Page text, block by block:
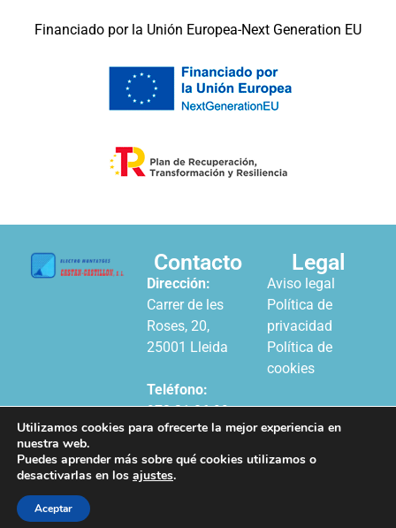
Financiado por la Unión Europea-Next Generation EU
Contacto
Dirección:
Carrer de les
Roses, 20,
25001 Lleida
Teléfono:
973 21 06 99
Lunes a Viernes:
Legal
Aviso legal
Política de
privacidad
Política de
cookies
Utilizamos cookies para ofrecerte la mejor experiencia en
nuestra web.
Puedes aprender más sobre qué cookies utilizamos o
desactivarlas en los ajustes.
Aceptar